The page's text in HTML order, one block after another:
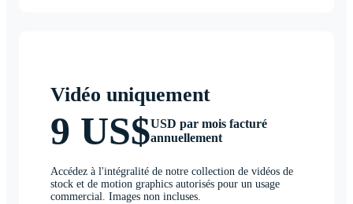
Vidéo uniquement
9 US$USD par mois facturé
annuellement
Accédez à l'intégralité de notre collection de vidéos de
stock et de motion graphics autorisés pour un usage
commercial. Images non incluses.